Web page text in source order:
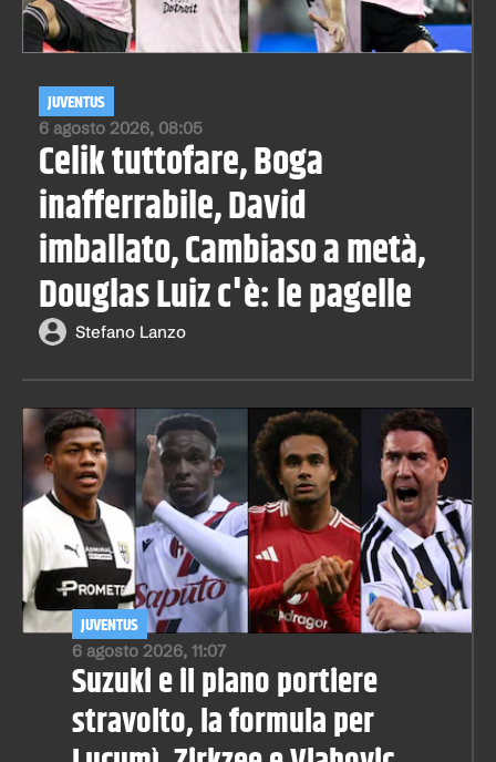
6 agosto 2026, 08:05
JUVENTUS
Celik tuttofare, Boga
inafferrabile, David
imballato, Cambiaso a metà,
Douglas Luiz c'è: le pagelle
Stefano Lanzo
6 agosto 2026, 11:07
JUVENTUS
Suzuki e il piano portiere
stravolto, la formula per